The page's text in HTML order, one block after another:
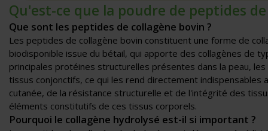
Qu'est-ce que la poudre de peptides
Que sont les peptides de collagène bovin ?
Les peptides de collagène bovin constituent une forme de
biodisponible issue du bétail, qui apporte des collagènes de
principales protéines structurelles présentes dans la peau,
tissus conjonctifs, ce qui les rend directement indispensables
cutanée, de la résistance structurelle et de l'intégrité des
éléments constitutifs de ces tissus corporels.
Pourquoi le collagène hydrolysé est-il si important ?